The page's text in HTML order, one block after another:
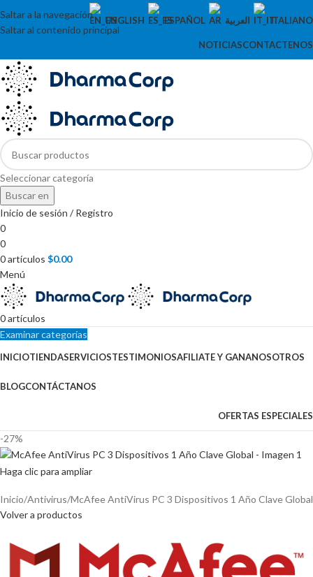
Saltar a la navegación
Saltar al contenido principal
ENGLISH ESPAÑOL العربية ITALIANO
NOTICIASCONTACTENOS
Seleccionar categoría
Buscar en
Inicio de sesión / Registro
0
0
0artículos $0.00
Menú
0artículos
Examinar categorías
INICIOTIENDASERVICIOSTESTIMONIOSAFILIATE Y GANANOSOTROS
BLOGCONTÁCTANOS
OFERTAS ESPECIALES
-27%
Haga clic para ampliar
Inicio Antivirus McAfee AntiVirus PC 3 Dispositivos 1 Año Clave Global
Volver a productos